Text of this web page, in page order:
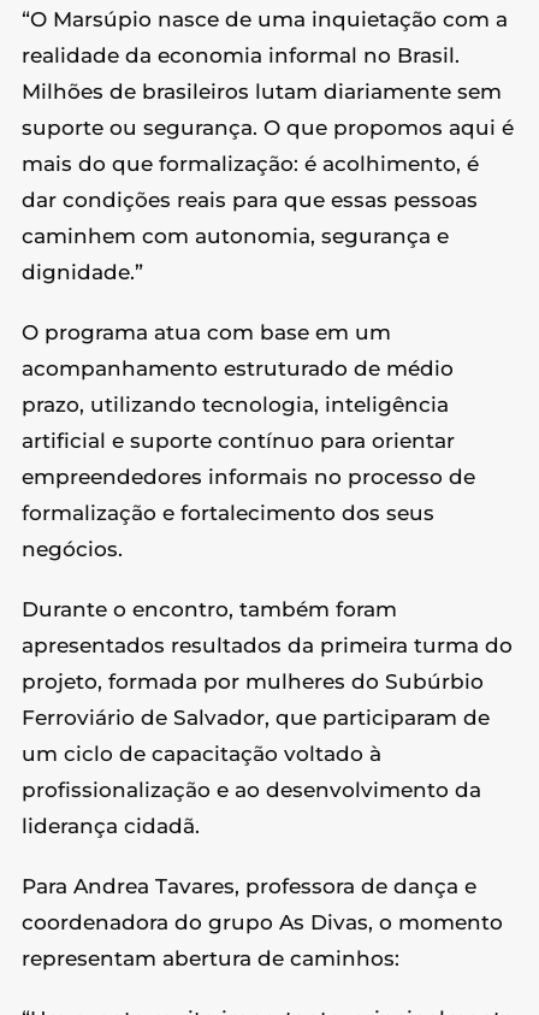
“O Marsúpio nasce de uma inquietação com a
realidade da economia informal no Brasil.
Milhões de brasileiros lutam diariamente sem
suporte ou segurança. O que propomos aqui é
mais do que formalização: é acolhimento, é
dar condições reais para que essas pessoas
caminhem com autonomia, segurança e
dignidade.”
O programa atua com base em um
acompanhamento estruturado de médio
prazo, utilizando tecnologia, inteligência
artificial e suporte contínuo para orientar
empreendedores informais no processo de
formalização e fortalecimento dos seus
negócios.
Durante o encontro, também foram
apresentados resultados da primeira turma do
projeto, formada por mulheres do Subúrbio
Ferroviário de Salvador, que participaram de
um ciclo de capacitação voltado à
profissionalização e ao desenvolvimento da
liderança cidadã.
Para Andrea Tavares, professora de dança e
coordenadora do grupo As Divas, o momento
representam abertura de caminhos: